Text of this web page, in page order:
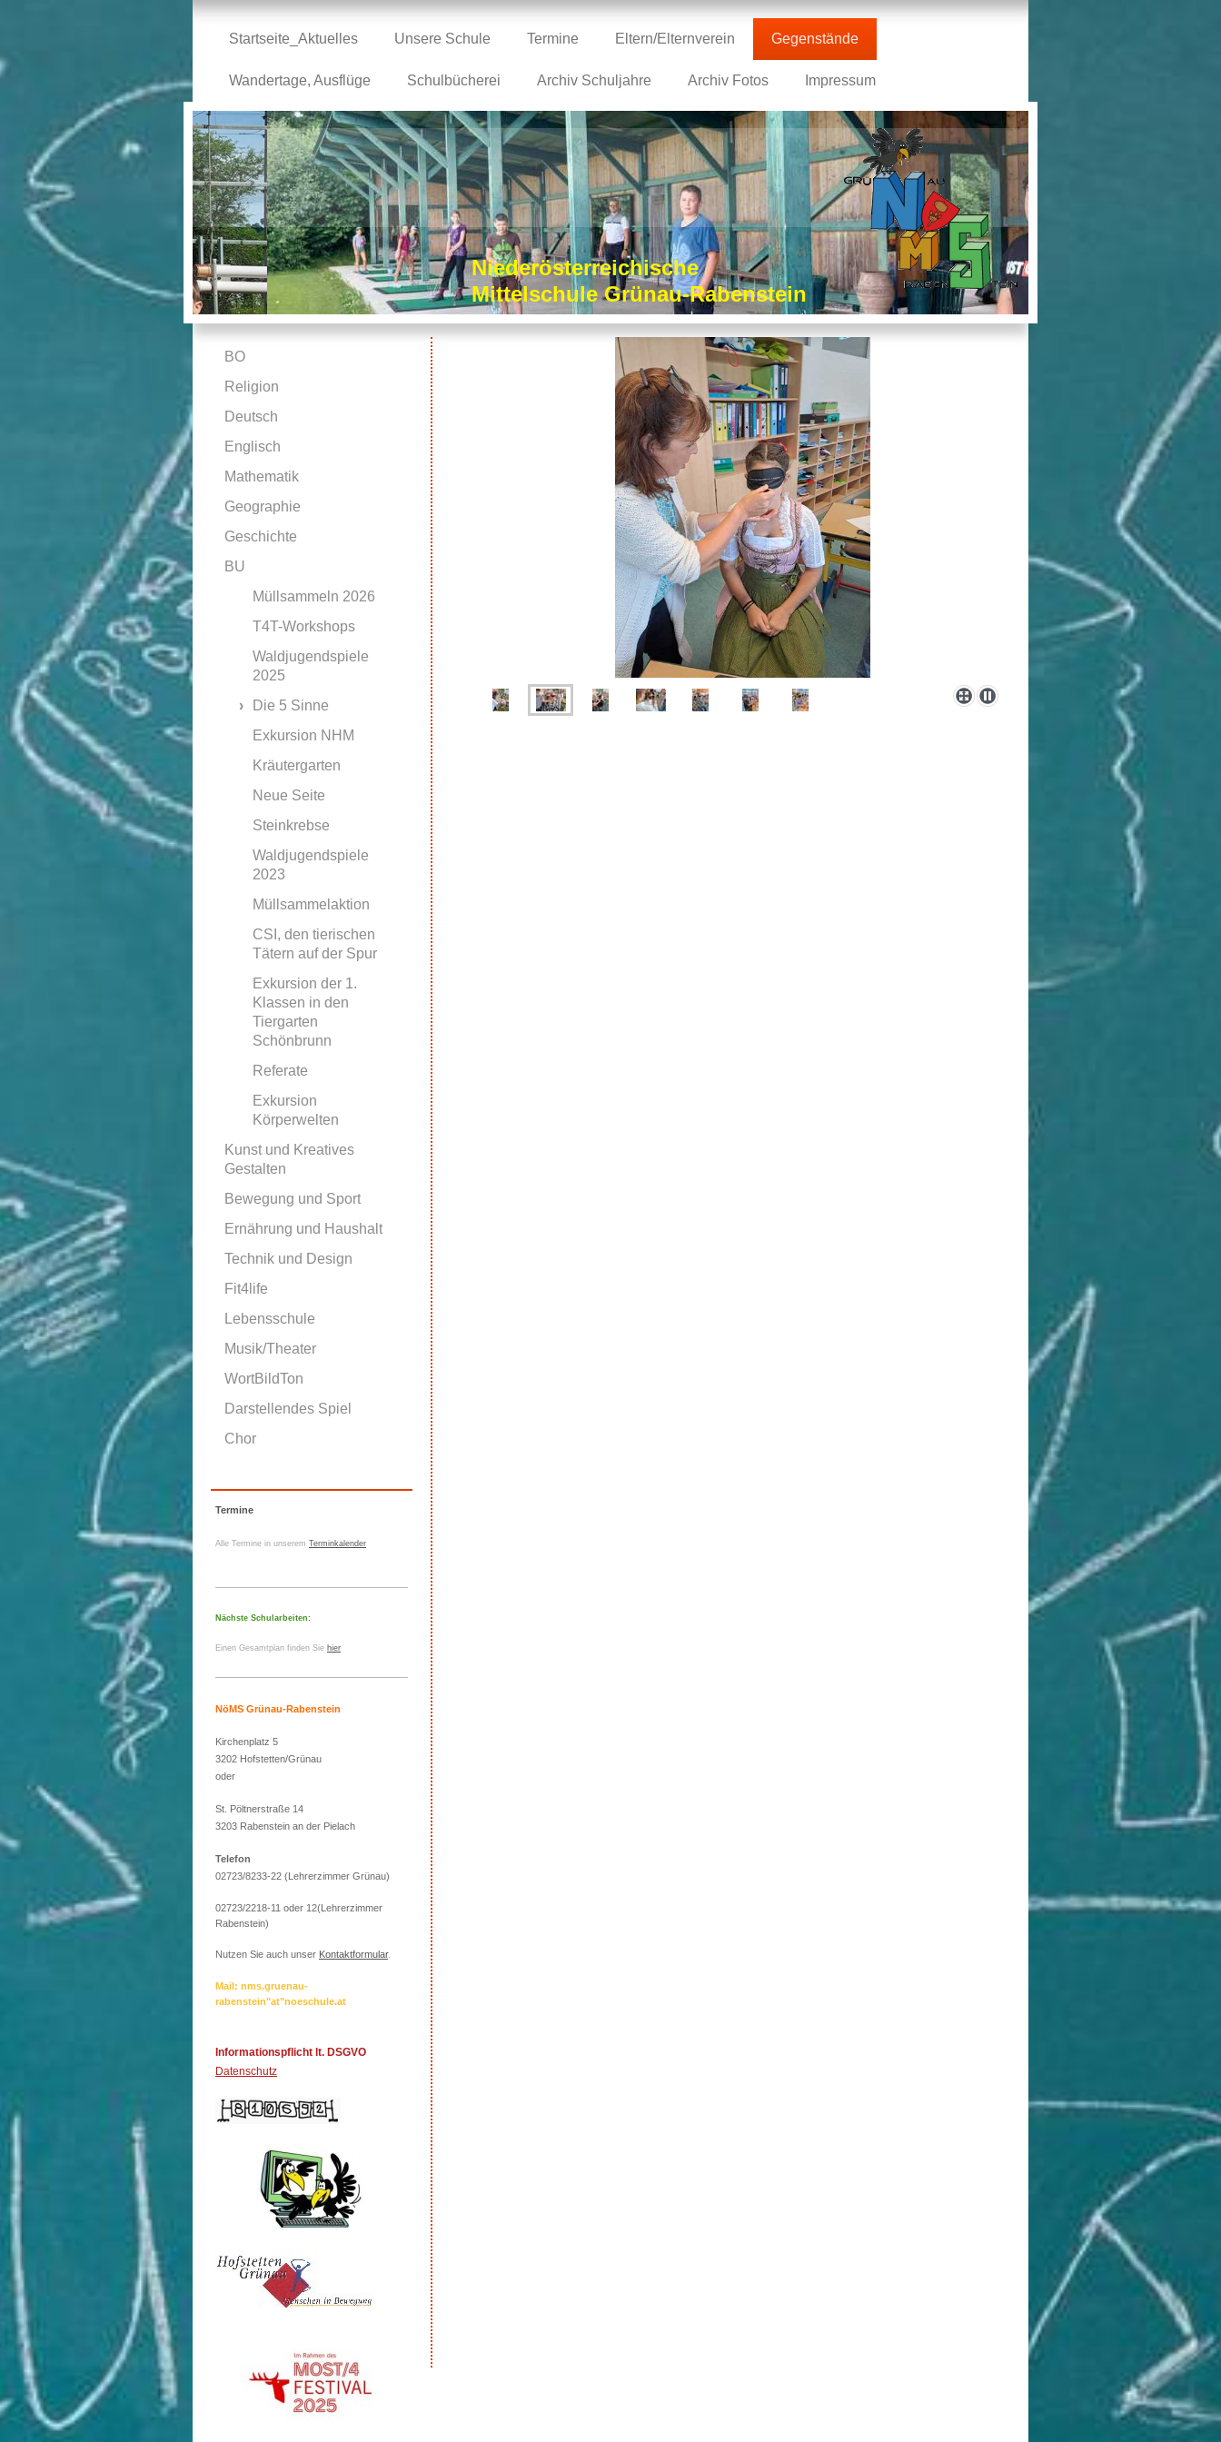
Startseite_Aktuelles Unsere Schule Termine Eltern/Elternverein Gegenstände
Wandertage, Ausflüge Schulbücherei Archiv Schuljahre Archiv Fotos Impressum
Niederösterreichische
Mittelschule Grünau-Rabenstein
BO
Religion
Deutsch
Englisch
Mathematik
Geographie
Geschichte
BU
Müllsammeln 2026
T4T-Workshops
Waldjugendspiele
2025
Die 5 Sinne
Exkursion NHM
Kräutergarten
Neue Seite
Steinkrebse
Waldjugendspiele
2023
Müllsammelaktion
CSI, den tierischen
Tätern auf der Spur
Exkursion der 1.
Klassen in den
Tiergarten
Schönbrunn
Referate
Exkursion
Körperwelten
Kunst und Kreatives
Gestalten
Bewegung und Sport
Ernährung und Haushalt
Technik und Design
Fit4life
Lebensschule
Musik/Theater
WortBildTon
Darstellendes Spiel
Chor
Termine
Alle Termine in unserem Terminkalender
Nächste Schularbeiten:
Einen Gesamtplan finden Sie hier
NöMS Grünau-Rabenstein
Kirchenplatz 5
3202 Hofstetten/Grünau
oder
St. Pöltnerstraße 14
3203 Rabenstein an der Pielach
Telefon
02723/8233-22 (Lehrerzimmer Grünau)
02723/2218-11 oder 12(Lehrerzimmer
Rabenstein)
Nutzen Sie auch unser Kontaktformular.
Mail: nms.gruenau-
rabenstein"at"noeschule.at
Informationspflicht lt. DSGVO
Datenschutz